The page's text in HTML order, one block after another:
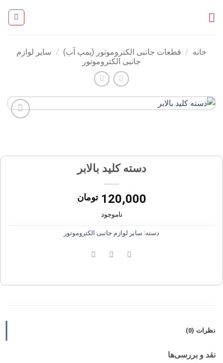
خانه / قطعات جانبی الکتروموتور (پمپ آب) / سایر لوازم
جانبی الکتروموتور
مندی
دسته کلید بالابر
120,000 تومان
ناموجود
دسته: سایر لوازم جانبی الکتروموتور
نظرات (0)
نقد و بررسی‌ها